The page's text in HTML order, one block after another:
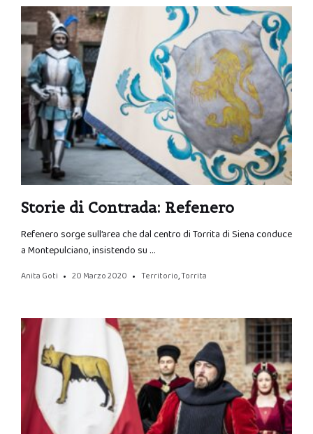
Storie di Contrada: Refenero
Refenero sorge sull’area che dal centro di Torrita di Siena conduce
a Montepulciano, insistendo su …
Anita Goti 20 Marzo 2020 Territorio,Torrita